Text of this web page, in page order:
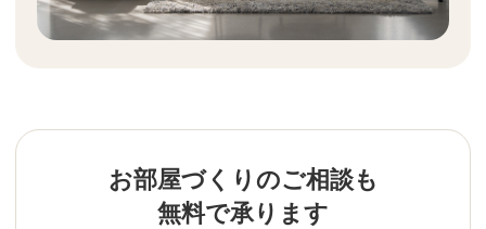
お部屋づくりのご相談も
無料で承ります